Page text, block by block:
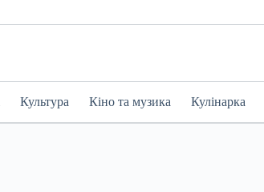
Культура Кіно та музика Кулінарка